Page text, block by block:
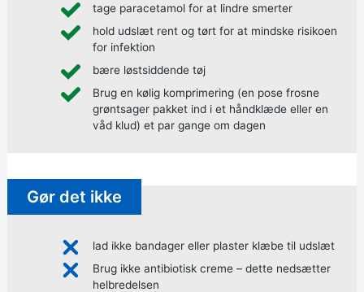
tage paracetamol for at lindre smerter
hold udslæt rent og tørt for at mindske risikoen
for infektion
bære løstsiddende tøj
Brug en kølig komprimering (en pose frosne
grøntsager pakket ind i et håndklæde eller en
våd klud) et par gange om dagen
Gør det ikke
lad ikke bandager eller plaster klæbe til udslæt
Brug ikke antibiotisk creme – dette nedsætter
helbredelsen